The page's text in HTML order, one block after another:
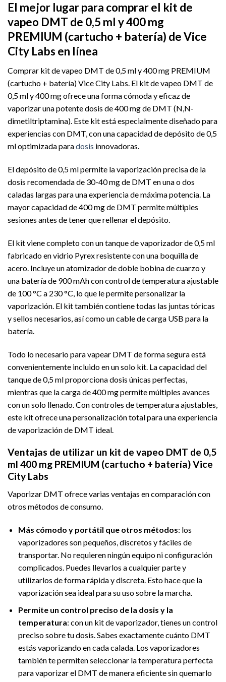
El mejor lugar para comprar el kit de
vapeo DMT de 0,5 ml y 400 mg
PREMIUM (cartucho + batería) de Vice
City Labs en línea
Comprar kit de vapeo DMT de 0,5 ml y 400 mg PREMIUM
(cartucho + batería) Vice City Labs. El kit de vapeo DMT de
0,5 ml y 400 mg ofrece una forma cómoda y eficaz de
vaporizar una potente dosis de 400 mg de DMT (N,N-
dimetiltriptamina). Este kit está especialmente diseñado para
experiencias con DMT, con una capacidad de depósito de 0,5
ml optimizada paradosis innovadoras.
El depósito de 0,5 ml permite la vaporización precisa de la
dosis recomendada de 30-40 mg de DMT en una o dos
caladas largas para una experiencia de máxima potencia. La
mayor capacidad de 400 mg de DMT permite múltiples
sesiones antes de tener que rellenar el depósito.
El kit viene completo con un tanque de vaporizador de 0,5 ml
fabricado en vidrio Pyrex resistente con una boquilla de
acero. Incluye un atomizador de doble bobina de cuarzo y
una batería de 900 mAh con control de temperatura ajustable
de 100 °C a 230 °C, lo que le permite personalizar la
vaporización. El kit también contiene todas las juntas tóricas
y sellos necesarios, así como un cable de carga USB para la
batería.
Todo lo necesario para vapear DMT de forma segura está
convenientemente incluido en un solo kit. La capacidad del
tanque de 0,5 ml proporciona dosis únicas perfectas,
mientras que la carga de 400 mg permite múltiples avances
con un solo llenado. Con controles de temperatura ajustables,
este kit ofrece una personalización total para una experiencia
de vaporización de DMT ideal.
Ventajas de utilizar un kit de vapeo DMT de 0,5
ml 400 mg PREMIUM (cartucho + batería) Vice
City Labs
Vaporizar DMT ofrece varias ventajas en comparación con
otros métodos de consumo.
Más cómodo y portátil que otros métodos: los
vaporizadores son pequeños, discretos y fáciles de
transportar. No requieren ningún equipo ni configuración
complicados. Puedes llevarlos a cualquier parte y
utilizarlos de forma rápida y discreta. Esto hace que la
vaporización sea ideal para su uso sobre la marcha.
Permite un control preciso de la dosis y la
temperatura: con un kit de vaporizador, tienes un control
preciso sobre tu dosis. Sabes exactamente cuánto DMT
estás vaporizando en cada calada. Los vaporizadores
también te permiten seleccionar la temperatura perfecta
para vaporizar el DMT de manera eficiente sin quemarlo